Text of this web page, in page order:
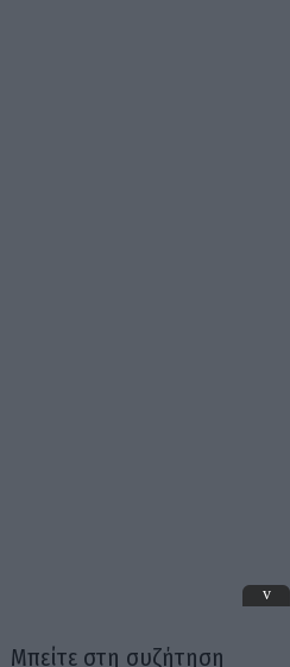
Μπείτε στη συζήτηση
v